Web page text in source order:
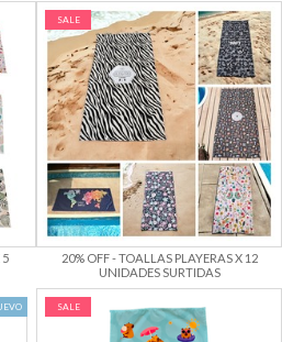
5
SALE
20% OFF - TOALLAS PLAYERAS X 12
UNIDADES SURTIDAS
SALE